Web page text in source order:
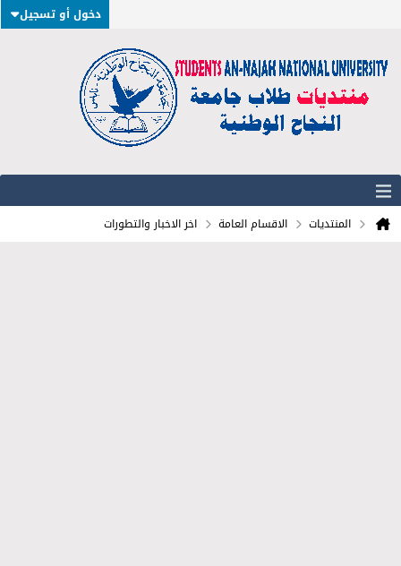
دخول أو تسجيل
المنتديات الاقسام العامة اخر الاخبار والتطورات